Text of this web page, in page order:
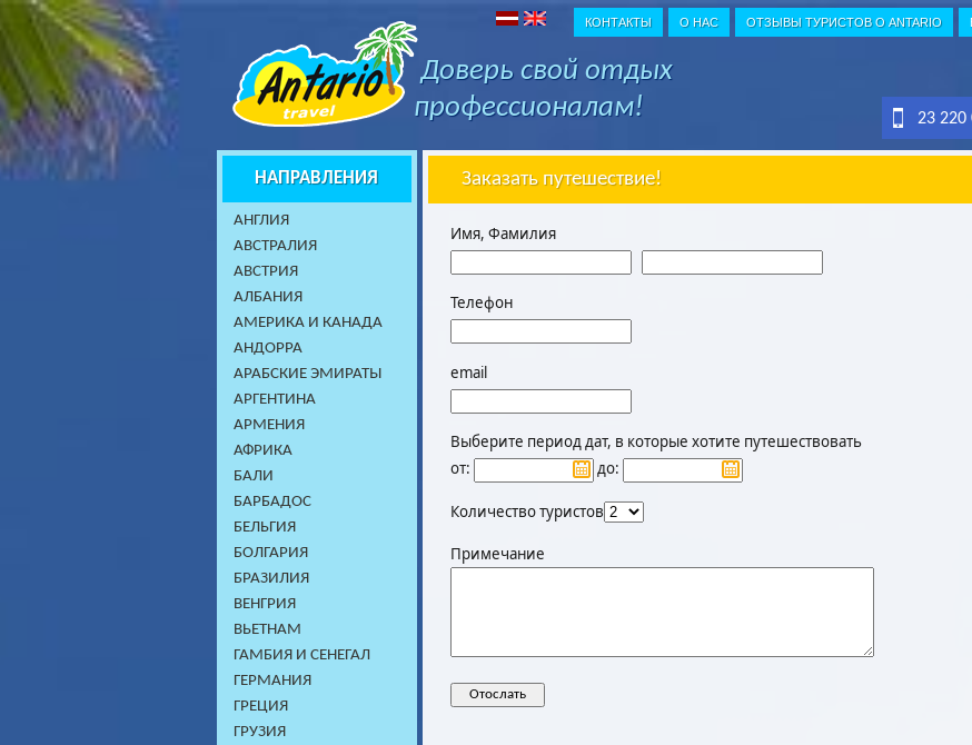
КОНТАКТЫ О НАС ОТЗЫВЫ ТУРИСТОВ О ANTARIO
Доверь свой отдых
профессионалам!
23 220
НАПРАВЛЕНИЯ
AНГЛИЯ
АВСТРАЛИЯ
АВСТРИЯ
АЛБАНИЯ
АМЕРИКА И КАНАДА
АНДОРРА
АРАБСКИЕ ЭМИРАТЫ
АРГЕНТИНА
АРМЕНИЯ
АФРИКА
БАЛИ
БАРБАДОС
БЕЛЬГИЯ
БОЛГАРИЯ
БРАЗИЛИЯ
ВЕНГРИЯ
ВЬЕТНАМ
ГАМБИЯ И СЕНЕГАЛ
ГЕРМАНИЯ
ГРЕЦИЯ
ГРУЗИЯ
Заказать путешествие!
Имя, Фамилия
Телефон
email
Выберите период дат, в которые хотите путешествовать
от:
до:
Количество туристов
Примечание